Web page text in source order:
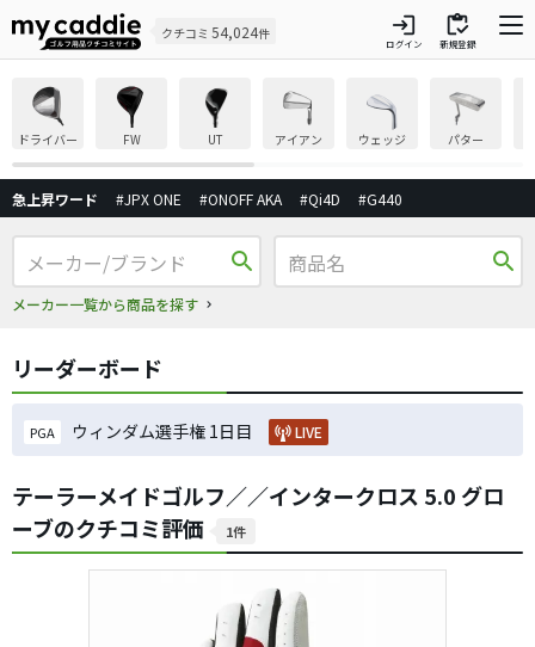
クチコミ 54,024件 login
ログイン
inventory
新規登録
ドライバー FW UT アイアン ウェッジ パター
急上昇ワード #JPX ONE #ONOFF AKA #Qi4D #G440
search
メーカー一覧から商品を探す
search
リーダーボード
PGA ウィンダム選手権 1日目 LIVE
テーラーメイドゴルフ／／インタークロス 5.0 グロ
ーブのクチコミ評価
1件